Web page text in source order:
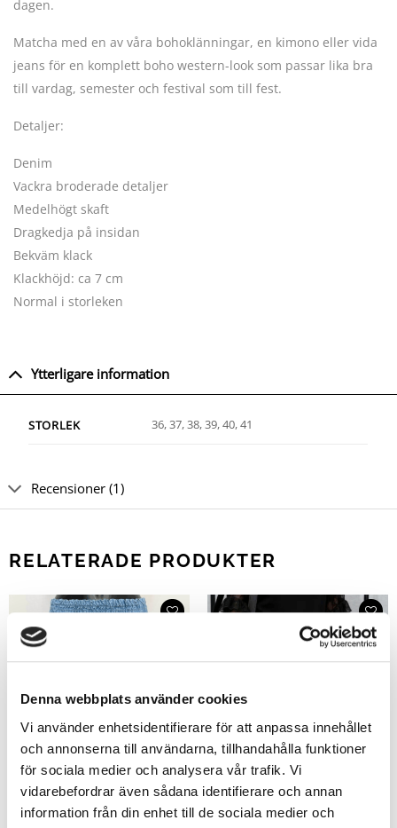
Denna webbplats använder cookies
Vi använder enhetsidentifierare för att anpassa innehållet
och annonserna till användarna, tillhandahålla funktioner
för sociala medier och analysera vår trafik. Vi
vidarebefordrar även sådana identifierare och annan
information från din enhet till de sociala medier och
dagen.
Matcha med en av våra bohoklänningar, en kimono eller vida
jeans för en komplett boho western-look som passar lika bra
till vardag, semester och festival som till fest.
Detaljer:
Denim
Vackra broderade detaljer
Medelhögt skaft
Dragkedja på insidan
Bekväm klack
Klackhöjd: ca 7 cm
Normal i storleken
Ytterligare information
STORLEK 36, 37, 38, 39, 40, 41
Recensioner (1)
RELATERADE PRODUKTER